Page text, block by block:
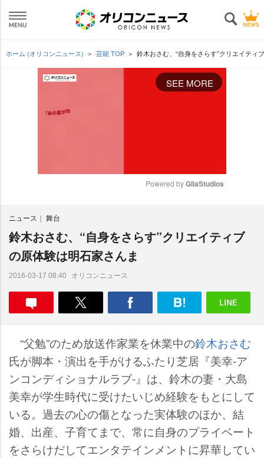
ホーム (オリコンニュース) 芸能 TOP 鈴木おさむ、“自身をさらす”クリエイティ
SEE MORE
e
Powered by GliaStudios
ニュース 舞台
鈴木おさむ、“自身をさらす”クリエイティブ
の原体験は明石家さんま
2016-03-17 08:40 オリコンニュース
“父勉”のため放送作家業を休業中の鈴木おさむ
氏が脚本・演出を手がけるふたり芝居『美幸-ア
ンコンディショナルラブ-』は、鈴木の妻・大島
美幸が学生時代に受けたいじめ経験をもとにして
いる。過去の心の傷となった実体験のほか、結
婚、出産、子育てまで、常に自身のプライベート
をさらけだしてエンタテインメントに昇華してい